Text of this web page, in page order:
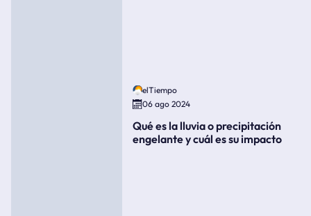
elTiempo
06 ago 2024
Qué es la lluvia o precipitación
engelante y cuál es su impacto